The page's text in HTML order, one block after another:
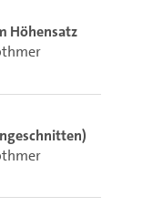
Höhensatz